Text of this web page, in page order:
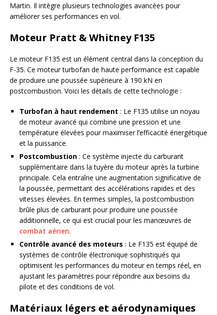
Martin. Il intègre plusieurs technologies avancées pour
améliorer ses performances en vol.
Moteur Pratt & Whitney F135
Le moteur F135 est un élément central dans la conception du
F-35. Ce moteur turbofan de haute performance est capable
de produire une poussée supérieure à 190 kN en
postcombustion. Voici les détails de cette technologie :
Turbofan à haut rendement : Le F135 utilise un noyau
de moteur avancé qui combine une pression et une
température élevées pour maximiser l’efficacité énergétique
et la puissance.
Postcombustion : Ce système injecte du carburant
supplémentaire dans la tuyère du moteur après la turbine
principale. Cela entraîne une augmentation significative de
la poussée, permettant des accélérations rapides et des
vitesses élevées. En termes simples, la postcombustion
brûle plus de carburant pour produire une poussée
additionnelle, ce qui est crucial pour les manœuvres de
combat aérien.
Contrôle avancé des moteurs : Le F135 est équipé de
systèmes de contrôle électronique sophistiqués qui
optimisent les performances du moteur en temps réel, en
ajustant les paramètres pour répondre aux besoins du
pilote et des conditions de vol.
Matériaux légers et aérodynamiques